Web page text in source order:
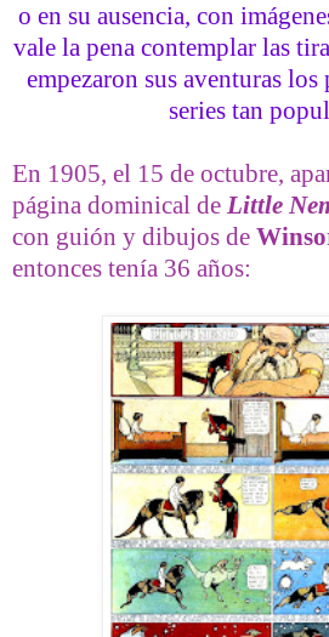
o en su ausencia, con
vale la pena contemplar las
empezaron sus aventuras los
series tan
En 1905, el 15 de octubre,
página dominical de Little
con guión y dibujos de
entonces tenía 36 años: